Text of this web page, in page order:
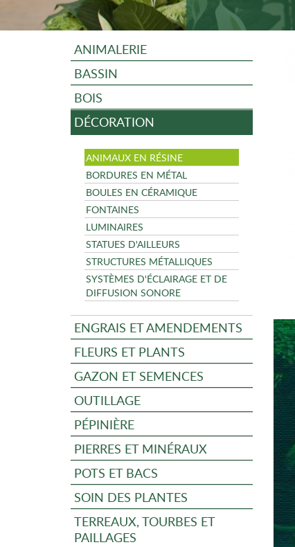
ANIMALERIE
BASSIN
BOIS
DÉCORATION
ANIMAUX EN RÉSINE
BORDURES EN MÉTAL
BOULES EN CÉRAMIQUE
FONTAINES
LUMINAIRES
STATUES D'AILLEURS
STRUCTURES MÉTALLIQUES
SYSTÈMES D'ÉCLAIRAGE ET DE
DIFFUSION SONORE
ENGRAIS ET AMENDEMENTS
FLEURS ET PLANTS
GAZON ET SEMENCES
OUTILLAGE
PÉPINIÈRE
PIERRES ET MINÉRAUX
POTS ET BACS
SOIN DES PLANTES
TERREAUX, TOURBES ET
PAILLAGES